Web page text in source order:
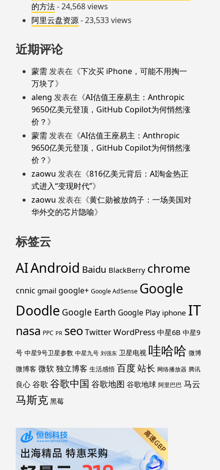
的方法- 24,568 views
阿里云盘资源- 23,533 views
近期评论
蒙需 发表在《下次买 iPhone，可能不用掏一
万块了》
aleng 发表在《AI估值王座易主：Anthropic
9650亿美元登顶，GitHub Copilot为何悄然涨
价？ 》
蒙需 发表在《AI估值王座易主：Anthropic
9650亿美元登顶，GitHub Copilot为何悄然涨
价？ 》
zaowu 发表在《816亿美元背后：AI淘金热正
式进入“变现时代”》
zaowu 发表在《黄仁勋被放鸽子：一场美国对
华外交的芯片隐喻》
标签云
AIAndroid Baidu BlackBerry chrome
cnnic gmail google+ Google AdSense Google
Doodle Google Earth Google Play iphone IT
nasa PPC PR seoTwitterWordPress 中星6B 中星9
号 中星9号卫星参数 中星九号 刘强东 卫星电视 哇哈哈 微博
微博客 微软独立博客 生活感悟 百度 站长 网络播放器 腾讯
良心 谷歌 谷歌中国 谷歌地图 谷歌地球 阿里巴巴 马云
马斯克 黑莓